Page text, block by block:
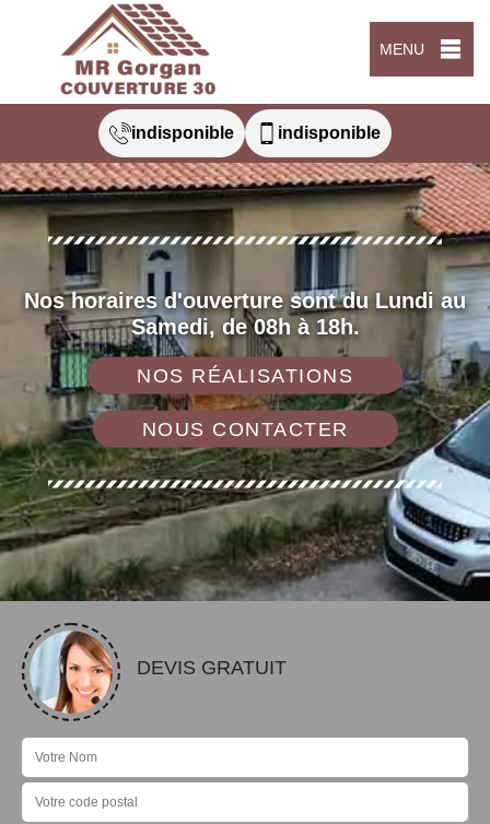
MENU
indisponible indisponible
Nos horaires d'ouverture sont du Lundi au
Samedi, de 08h à 18h.
NOS RÉALISATIONS
NOUS CONTACTER
DEVIS GRATUIT